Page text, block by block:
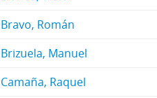
Bravo, Román
Brizuela, Manuel
Camaña, Raquel